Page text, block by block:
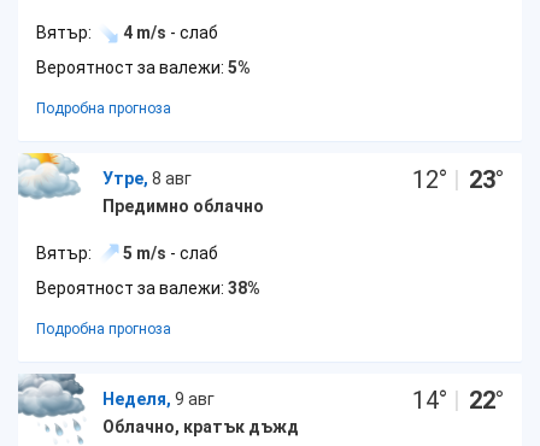
Вятър: 4 m/s - слаб
Вероятност за валежи: 5%
Подробна прогноза
Утре, 8 авг
Предимно облачно
12° | 23°
Вятър: 5 m/s - слаб
Вероятност за валежи: 38%
Подробна прогноза
Неделя, 9 авг
Облачно, кратък дъжд
14° | 22°